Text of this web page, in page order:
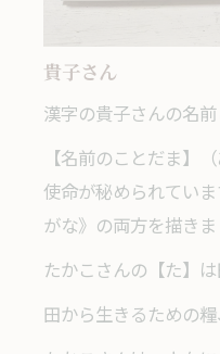
貴子さん
漢字の貴子さんの名前
【名前のことだま】
使命が秘められてい
がな》の両方を描きま
たかこさんの【た】は
田から生きるための糧